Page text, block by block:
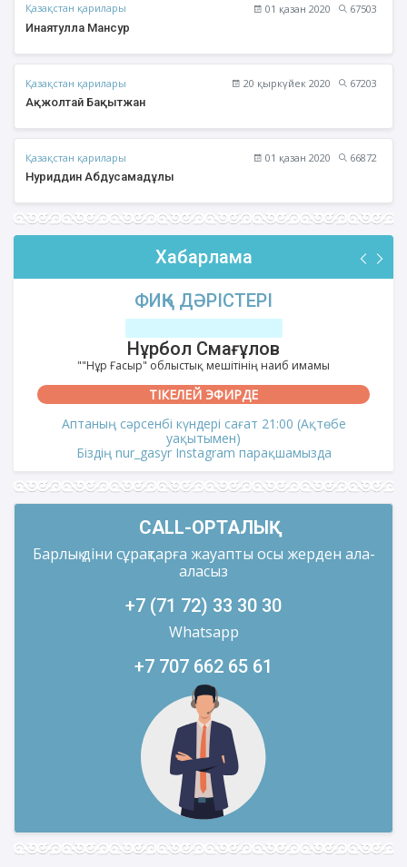
Қазақстан қарилары 01 қазан 2020
67503
Инаятулла Мансур
Қазақстан қарилары 20 қыркүйек 2020
67203
Ақжолтай Бақытжан
Қазақстан қарилары 01 қазан 2020
66872
Нуриддин Абдусамадұлы
Хабарлама
ФИҚҺ ДӘРІСТЕРІ
Нұрбол Смағұлов
""Нұр Ғасыр" облыстық мешітінің наиб имамы
ТІКЕЛЕЙ ЭФИРДЕ
Аптаның сәрсенбі күндері сағат 21:00 (Ақтөбе
уақытымен)
Біздің nur_gasyr Instagram парақшамызда
CALL-ОРТАЛЫҚ
Барлық діни сұрақтарға жауапты осы жерден ала-
аласыз
+7 (71 72) 33 30 30
Whatsapp
+7 707 662 65 61